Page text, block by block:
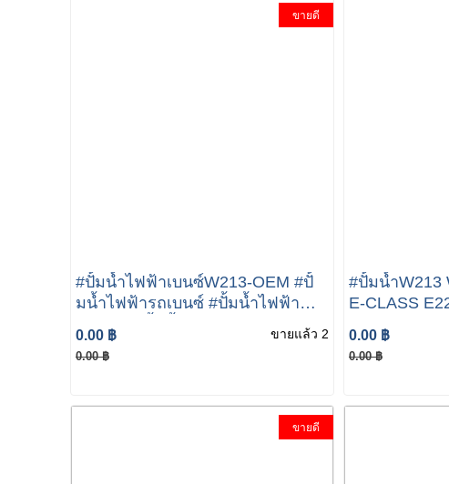
ขายดี
#ปั้มน้ำไฟฟ้าเบนซ์W213-OEM #ปั้
มน้ำไฟฟ้ารถเบนซ์ #ปั้มน้ำไฟฟ้า
รถbenz #ปั้มน้ำไฟฟ้ารถเบนซ์W213
#ปั้มน้ำไฟฟ้าเบนซ์W205 W213
0.00 ฿
0.00 ฿
ขายแล้ว 2
#ปั้มน้ำW213
E-CLASS
ESTATE /
A6542010010
0.00 ฿
0.00 ฿
ขายดี